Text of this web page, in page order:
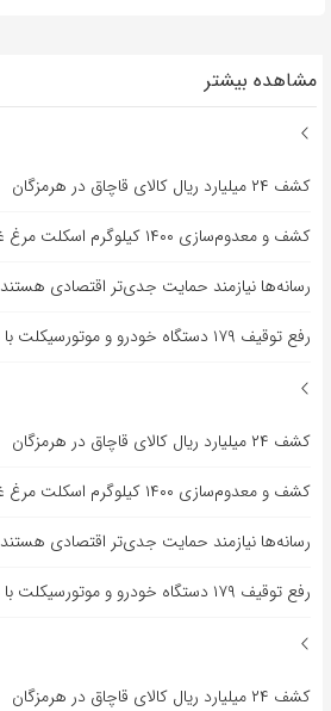
مشاهده بیشتر
کشف ۲۴ میلیارد ریال کالای قاچاق در هرمزگان
کشف و معدوم‌سازی ۱۴۰۰ کیلوگرم اسکلت مرغ غیربهداشتی در قم
رسانه‌ها نیازمند حمایت جدی‌تر اقتصادی هستند
رفع توقیف ۱۷۹ دستگاه خودرو و موتورسیکلت با دستور دادستان فردوس
کشف ۲۴ میلیارد ریال کالای قاچاق در هرمزگان
کشف و معدوم‌سازی ۱۴۰۰ کیلوگرم اسکلت مرغ غیربهداشتی در قم
رسانه‌ها نیازمند حمایت جدی‌تر اقتصادی هستند
رفع توقیف ۱۷۹ دستگاه خودرو و موتورسیکلت با دستور دادستان فردوس
کشف ۲۴ میلیارد ریال کالای قاچاق در هرمزگان